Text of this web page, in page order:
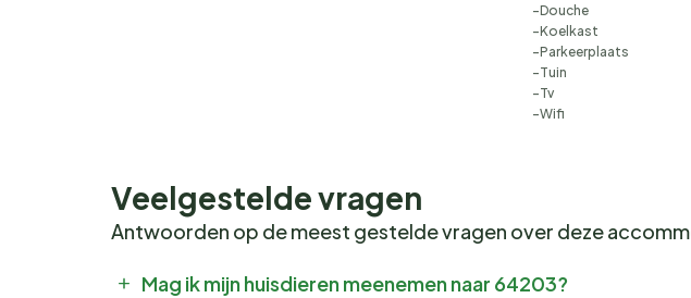
Douche
Koelkast
Parkeerplaats
Tuin
Tv
Wifi
Veelgestelde vragen
Antwoorden op de meest gestelde vragen over deze
Mag ik mijn huisdieren meenemen naar 64203?